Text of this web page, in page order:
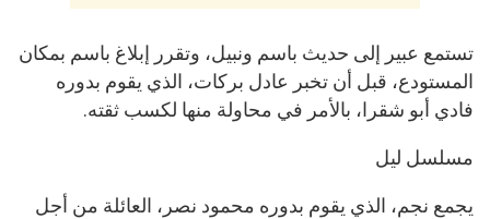
تستمع عبير إلى حديث باسم ونبيل، وتقرر إبلاغ باسم بمكان
المستودع، قبل أن تخبر عادل بركات، الذي يقوم بدوره
فادي أبو شقرا، بالأمر في محاولة منها لكسب ثقته.
مسلسل ليل
يجمع نجم، الذي يقوم بدوره محمود نصر، العائلة من أجل